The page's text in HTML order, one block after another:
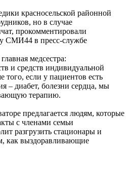
красносельской районной
но в случае
прокомментировали
СМИ44 в пресс-службе
медсестра:
и средств индивидуальной
того, если у пациентов есть
– диабет, болезни сердца, мы
терапию.
предлагается людям, которые
с членами семьи
разгрузить стационары и
как выздоравливающие